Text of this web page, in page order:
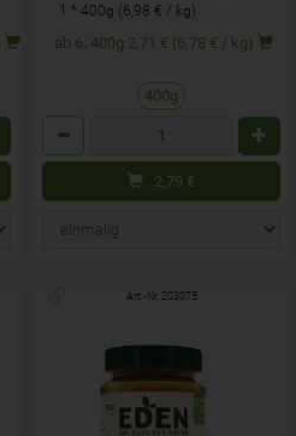
1 * 400g (6,98 € / kg)
ab 6: 400g 2,71 € (6,78 € / kg)
400g
2,79 €
Art.-Nr. 203075